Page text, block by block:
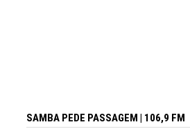
SAMBA PEDE PASSAGEM | 106,9 FM